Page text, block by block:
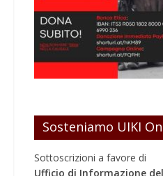
Sosteniamo UIKI
Sottoscrizioni a favore di
Ufficio di Informazione